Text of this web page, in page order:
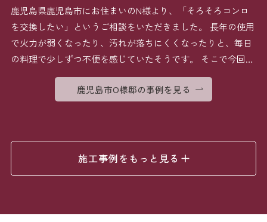
鹿児島県鹿児島市にお住まいのN様より、「そろそろコンロ
を交換したい」というご相談をいただきました。 長年の使用
で火力が弱くなったり、汚れが落ちにくくなったりと、毎日
の料理で少しずつ不便を感じていたそうです。 そこで今回は
鹿児島市O様邸の事例を見る
施工事例をもっと見る